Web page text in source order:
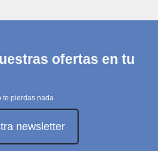
ofertas en tu
te pierdas nada
newsletter